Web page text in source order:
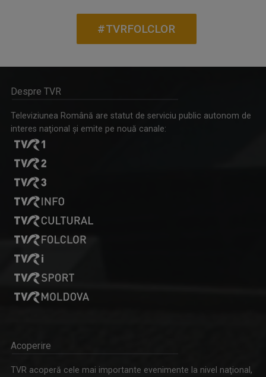
#TVRFOLCLOR
Despre TVR
Televiziunea Română are statut de serviciu public autonom de
interes naţional şi emite pe nouă canale:
Acoperire
TVR acoperă cele mai importante evenimente la nivel naţional,